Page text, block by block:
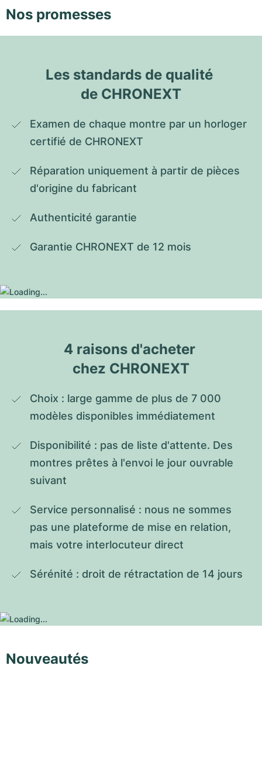
Nos promesses
Les standards de qualité
de CHRONEXT
Examen de chaque montre par un horloger
certifié de CHRONEXT
Réparation uniquement à partir de pièces
d'origine du fabricant
Authenticité garantie
Garantie CHRONEXT de 12 mois
4 raisons d'acheter
chez CHRONEXT
Choix : large gamme de plus de 7 000
modèles disponibles immédiatement
Disponibilité : pas de liste d'attente. Des
montres prêtes à l'envoi le jour ouvrable
suivant
Service personnalisé : nous ne sommes
pas une plateforme de mise en relation,
mais votre interlocuteur direct
Sérénité : droit de rétractation de 14 jours
Nouveautés